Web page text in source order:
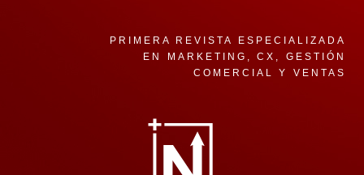
PRIMERA REVISTA ESPECIALIZADA
EN MARKETING, CX, GESTIÓN
COMERCIAL Y VENTAS